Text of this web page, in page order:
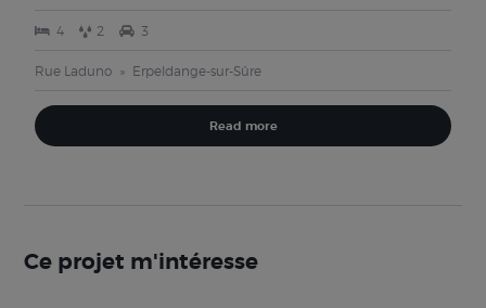
4 2 3
Rue Laduno Erpeldange-sur-Sûre
Read more
Ce projet m'intéresse